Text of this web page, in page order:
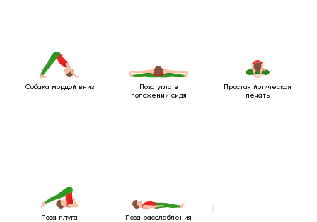
Собака мордой вниз
Поза угла в
положении сидя
Простая йогическая
печать
Поза плуга Поза расслабления